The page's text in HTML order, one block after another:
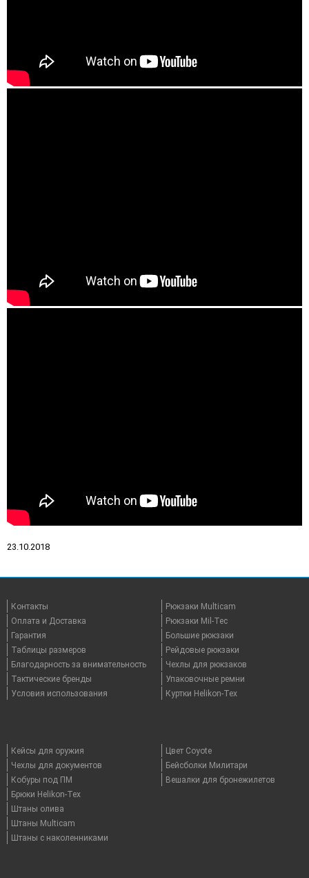
23.10.2018
Контакты
Оплата и Доставка
Гарантия
Таблицы размеров
Благодарность за внимательность
Тактические бренды
Условия использования
Рюкзаки Multicam
Рюкзаки Mil-Tec
Большие рюкзаки
Рейдовые рюкзаки
Чехлы для рюкзаков
Упаковочные ремни
Куртки Helikon-Tex
Кейсы для оружия
Чехлы для документов
Кобуры под ПМ
Брюки Helikon-Tex
Штаны олива
Штаны Multicam
Штаны с наколенниками
Цвет Coyote
Бейсболки Милитари
Вешалки для бронежилетов